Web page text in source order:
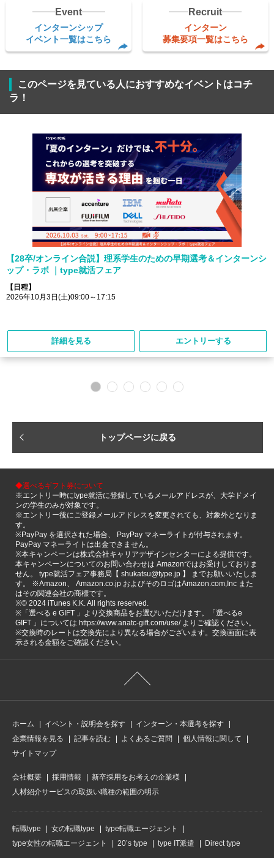
Event
インターンシップ
イベント一覧はこちら
Recruit
インターン
募集要項一覧はこちら
このページを見ている人におすすめなイベントはコチ
ラ！
【28卒/オンライン合説】理系学生のための早期選考＆インターンシ
ップ・ラボ ｜type就活フェア
【日程】
2026年10月3日(土)09:00～17:15
詳細を見る エントリーする
トップページに戻る
◆選べるギフト券について
※エントリー時にtype就活に登録しているメールアドレスが、大学ドメイ
ンの学生のみが対象です。
※エントリー後にご登録メールアドレスを変更されても、対象外となりま
す。
※PayPay を選択された場合、 PayPay マネーライトが付与されます。
PayPay マネーライトは出金できません。
※本キャンペーンは株式会社キャリアデザインセンターによる提供です。
本キャンペーンについてのお問い合わせは Amazonではお受けしておりま
せん。 type就活フェア事務局【 shukatsu@type.jp 】 までお願いいたしま
す。 ※Amazon、 Amazon.co.jp およびそのロゴはAmazon.com,Inc また
はその関連会社の商標です。
※©️ 2024 iTunes K.K. All rights reserved.
※「選べる e GIFT 」より交換商品をお選びいただけます。「選べるe
GIFT 」については https://www.anatc-gift.com/use/ よりご確認ください。
※交換時のレートは交換先により異なる場合がございます。交換画面に表
示される金額をご確認ください。
ホーム イベント・説明会を探す
インターン・本選考を探す
企業情報を見る
記事を読む よくあるご質問
個人情報に関して
サイトマップ
会社概要 採用情報
新卒採用をお考えの企業様
人材紹介サービスの取扱い職種の範囲の明示
転職type 女の転職type
type転職エージェント
type女性の転職エージェント
20’s type type IT派遣 Direct type